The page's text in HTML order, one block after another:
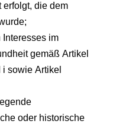
erfolgt, die dem
im
gemäß Artikel
sowie Artikel
oder historische